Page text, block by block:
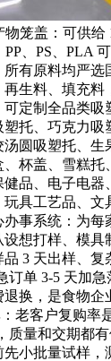
笼盖：可供给
、PS、PLA
有原料均严选
生料、填充料
定制全品类吸
托、巧克力吸
圆吸塑托、生
杯盖、雪糕托
品、电子电器
具工艺品、文
事系统：为每
想打样、模具
3 天出样、复
订单 3-5 天加
换，是食物企
老客户复购率
质量和交期都
小批量试样，